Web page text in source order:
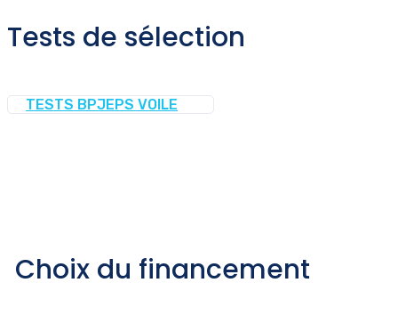
Tests de sélection
TESTS BPJEPS VOILE
Choix du financement